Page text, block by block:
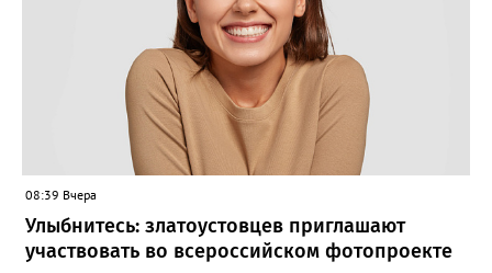
08:39 Вчера
Улыбнитесь: златоустовцев приглашают
участвовать во всероссийском фотопроекте